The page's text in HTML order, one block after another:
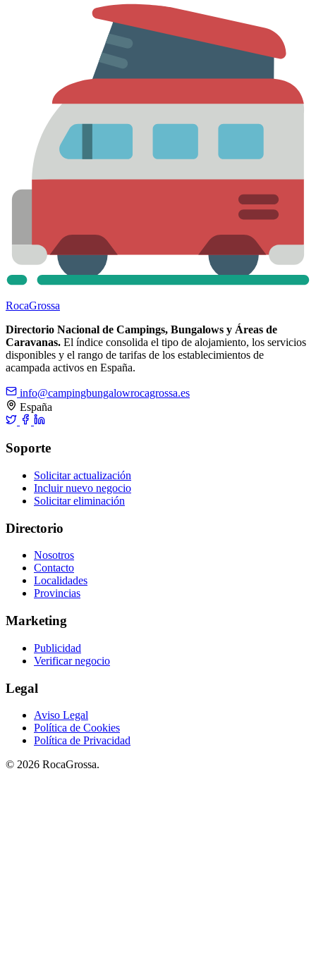
RocaGrossa
Directorio Nacional de Campings, Bungalows y Áreas de
Caravanas. El índice consolida el tipo de alojamiento, los servicios
disponibles y el rango de tarifas de los establecimientos de
acampada activos en España.
info@campingbungalowrocagrossa.es
España
Soporte
Solicitar actualización
Incluir nuevo negocio
Solicitar eliminación
Directorio
Nosotros
Contacto
Localidades
Provincias
Marketing
Publicidad
Verificar negocio
Legal
Aviso Legal
Política de Cookies
Política de Privacidad
© 2026 RocaGrossa.